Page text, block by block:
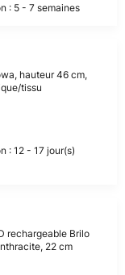
: 5 - 7 semaines
hauteur 46 cm,
tissu
: 12 - 17 jour(s)
rechargeable Brilo
22 cm